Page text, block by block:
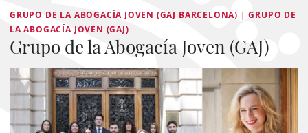
GRUPO DE LA ABOGACÍA JOVEN (GAJ BARCELONA) | GRUPO DE
LA ABOGACÍA JOVEN (GAJ)
Grupo de la Abogacía Joven (GAJ)